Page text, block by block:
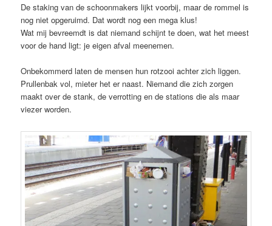
De staking van de schoonmakers lijkt voorbij, maar de rommel is
nog niet opgeruimd. Dat wordt nog een mega klus!
Wat mij bevreemdt is dat niemand schijnt te doen, wat het meest
voor de hand ligt: je eigen afval meenemen.
Onbekommerd laten de mensen hun rotzooi achter zich liggen.
Prullenbak vol, mieter het er naast. Niemand die zich zorgen
maakt over de stank, de verrotting en de stations die als maar
viezer worden.